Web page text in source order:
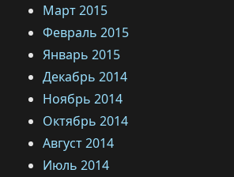
Март 2015
Февраль 2015
Январь 2015
Декабрь 2014
Ноябрь 2014
Октябрь 2014
Август 2014
Июль 2014